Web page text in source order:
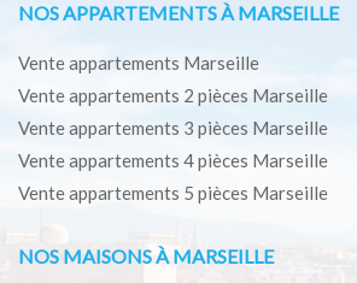
NOS APPARTEMENTS À MARSEILLE
Vente appartements Marseille
Vente appartements 2 pièces Marseille
Vente appartements 3 pièces Marseille
Vente appartements 4 pièces Marseille
Vente appartements 5 pièces Marseille
NOS MAISONS À MARSEILLE